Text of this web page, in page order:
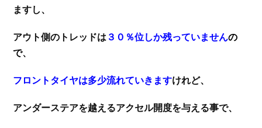
ますし、
アウト側のトレッドは ３０％位しか残っていませんの
で、
フロントタイヤは多少流れていきますけれど、
アンダーステアを越えるアクセル開度を与える事で、